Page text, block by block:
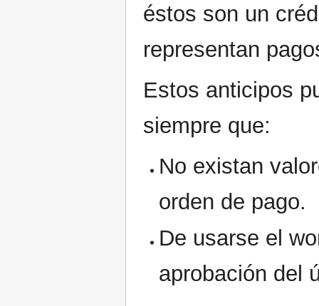
éstos son un
representan
Estos anticipos
siempre que:
No existan
orden de pago.
De usarse el
aprobación del